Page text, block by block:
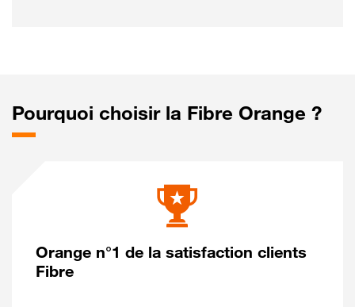
Pourquoi choisir la Fibre Orange ?
Orange n°1 de la satisfaction clients
Fibre